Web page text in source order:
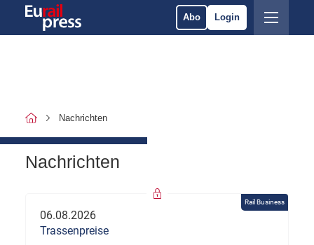
Abo Login
Nachrichten
Nachrichten
Rail Business
06.08.2026
Trassenpreise